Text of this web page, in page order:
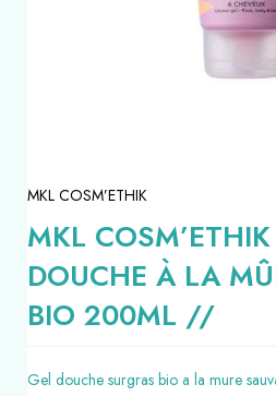
MKL COSM’ETHIK
MKL
DOUCHE À LA
BIO 200ML //
Gel douche surgras bio a la mure